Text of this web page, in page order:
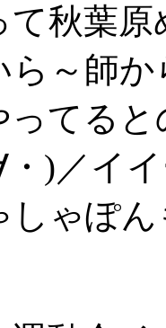
て秋葉原
ら～師
ってる
)／イ
しゃぽ